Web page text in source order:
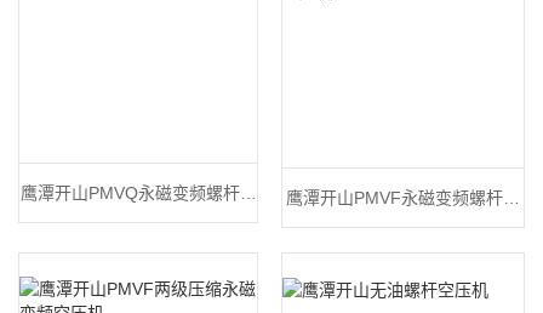
鹰潭开山PMVQ永磁变频螺杆空
压机
鹰潭开山PMVF永磁变频螺杆空
压机